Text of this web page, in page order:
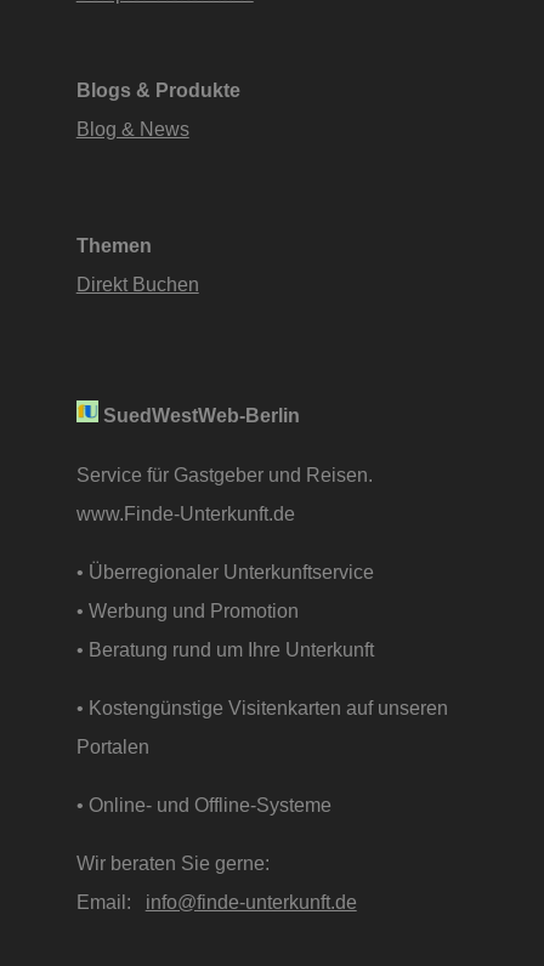
Blogs & Produkte
Blog & News
Themen
Direkt Buchen
SuedWestWeb-Berlin
Service für Gastgeber und Reisen.
www.Finde-Unterkunft.de
• Überregionaler Unterkunftservice
• Werbung und Promotion
• Beratung rund um Ihre Unterkunft
• Kostengünstige Visitenkarten auf unseren
Portalen
• Online- und Offline-Systeme
Wir beraten Sie gerne:
Email: info@finde-unterkunft.de